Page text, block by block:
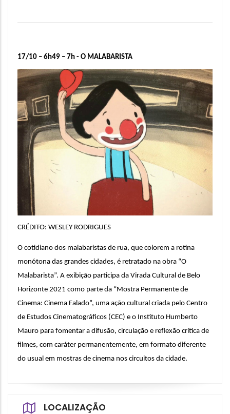
17/10 – 6h49 – 7h - O MALABARISTA
CRÉDITO: WESLEY RODRIGUES
O cotidiano dos malabaristas de rua, que colorem a rotina
monótona das grandes cidades, é retratado na obra “O
Malabarista”. A exibição participa da Virada Cultural de Belo
Horizonte 2021 como parte da “Mostra Permanente de
Cinema: Cinema Falado”, uma ação cultural criada pelo Centro
de Estudos Cinematográficos (CEC) e o Instituto Humberto
Mauro para fomentar a difusão, circulação e reflexão crítica de
filmes, com caráter permanentemente, em formato diferente
do usual em mostras de cinema nos circuitos da cidade.
LOCALIZAÇÃO